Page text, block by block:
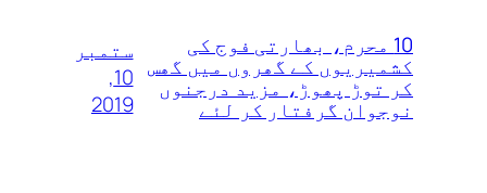
10 محرم، بھارتی فوج کی
کشمیریوں کے گھروں‌ میں‌ گھس
کر توڑ‌ پھوڑ، مزید درجنوں‌
نوجوان گرفتار کر لئے
ستمبر
10,
2019